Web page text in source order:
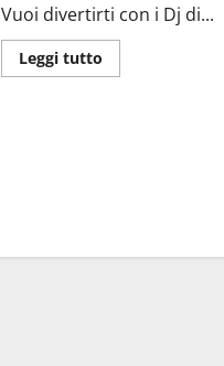
Vuoi divertirti con i Dj di...
Leggi tutto